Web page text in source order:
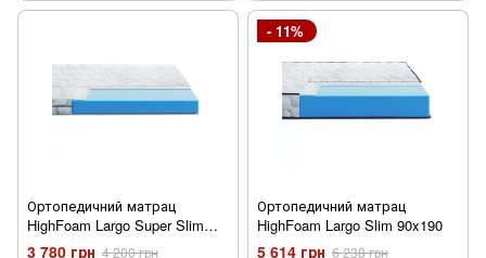
Ортопедичний матрац
HighFoam Largo Super Slim
90x190
3 780 грн 4 200 грн
- 11%
Ортопедичний матрац
HighFoam Largo Slim 90x190
5 614 грн 6 238 грн